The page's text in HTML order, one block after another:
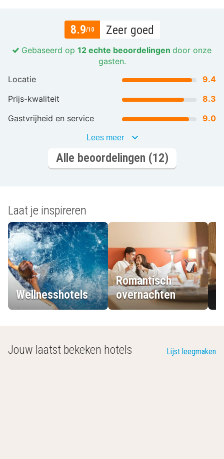
8.9/10 Zeer goed
Gebaseerd op 12 echte beoordelingen door onze
gasten.
Locatie
9.4
Prijs-kwaliteit
8.3
Gastvrijheid en service
9.0
Lees meer
Alle beoordelingen (12)
Laat je inspireren
Wellnesshotels
Romantisch
overnachten
Jouw laatst bekeken hotels Lijst leegmaken